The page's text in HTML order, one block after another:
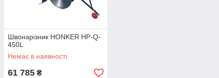
Швонарізник HONKER HP-Q-
450L
Немає в наявності
61 785 ₴